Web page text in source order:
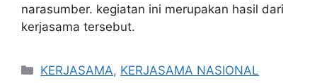
narasumber. kegiatan ini merupakan hasil dari
kerjasama tersebut.
Categories
KERJASAMA, KERJASAMA NASIONAL